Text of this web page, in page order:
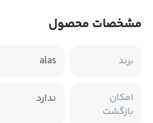
مشخصات محصول
برند alas
امکان
بازگشت
ندارد